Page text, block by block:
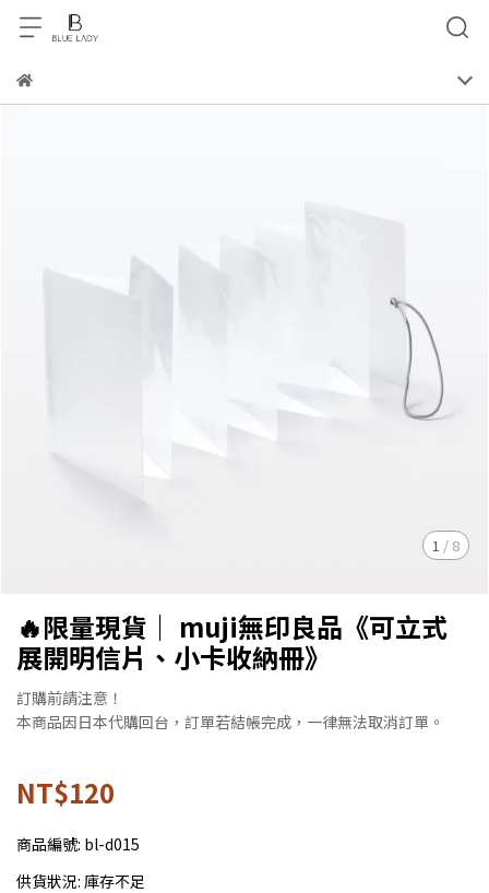
1 / 8
🔥限量現貨｜ muji無印良品《可立式
展開明信片、小卡收納冊》
訂購前請注意！
本商品因日本代購回台，訂單若結帳完成，一律無法取消訂單。
NT$120
商品編號: bl-d015
供貨狀況: 庫存不足